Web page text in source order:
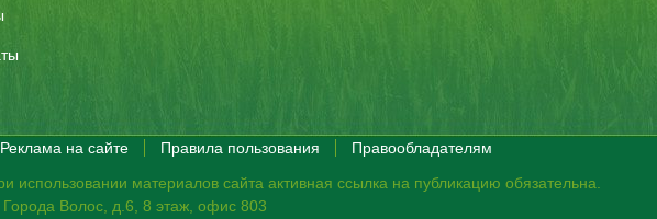
Реклама на сайте Правила пользования
Правообладателям
использовании материалов сайта активная ссылка на публикацию обязательна.
Волос, д.6, 8 этаж, офис 803